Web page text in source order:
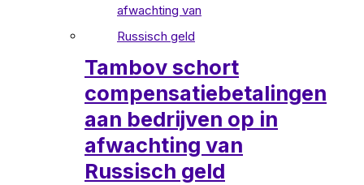
Tambov schort
compensatiebetalingen
aan bedrijven op in
afwachting van
Russisch geld